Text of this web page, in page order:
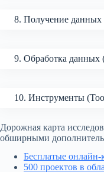
8. Получение данных
9. Обработка данных
10. Инструменты
Дорожная карта
обширными
Бесплатые онлайн-
500 проектов в